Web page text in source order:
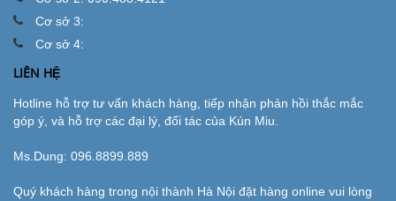
Cơ sở 3:
Cơ sở 4:
LIÊN HỆ
Hotline hỗ trợ tư vấn khách hàng, tiếp nhận phản hồi thắc mắc
góp ý, và hỗ trợ các đại lý, đối tác của Kún Miu.
Ms.Dung: 096.8899.889
Quý khách hàng trong nội thành Hà Nội đặt hàng online vui lòng